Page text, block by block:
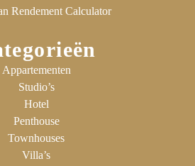
Rendement Calculator
Appartementen
Studio’s
Hotel
Penthouse
Townhouses
Villa’s